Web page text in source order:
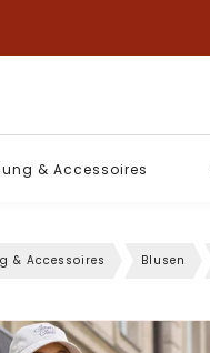
& Accessoires
& Accessoires Blusen